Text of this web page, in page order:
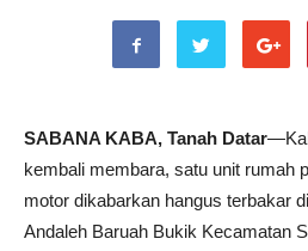
SABANA KABA, Tanah Datar
kembali membara, satu unit rumah
motor dikabarkan hangus terbakar
Andaleh Baruah Bukik Kecamatan